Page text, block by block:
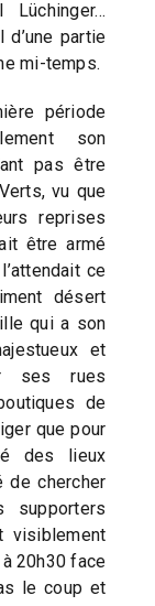
partie
mi-temps.
période
son
pas être
vu que
reprises
être armé
ce
désert
qui a son
et
ses rues
de
que pour
des lieux
de chercher
supporters
visiblement
20h30 face
le coup et